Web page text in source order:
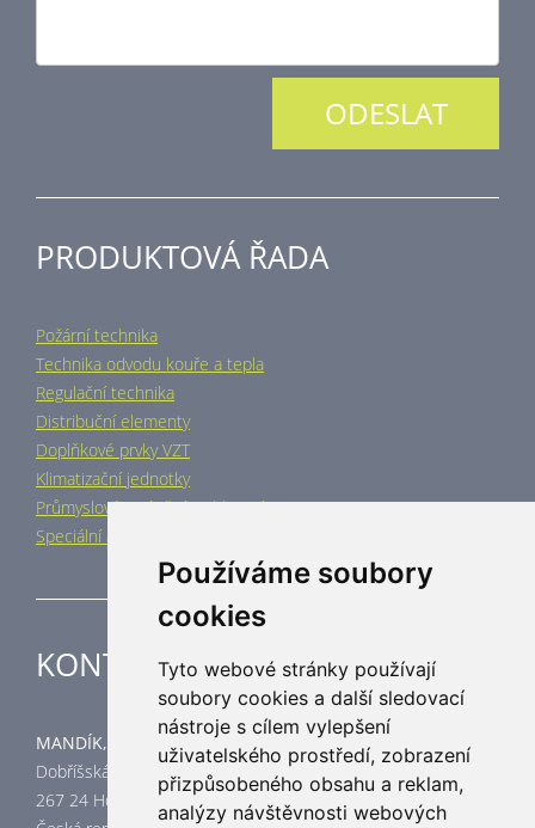
Používáme soubory
cookies
Tyto webové stránky používají
soubory cookies a další sledovací
nástroje s cílem vylepšení
uživatelského prostředí, zobrazení
přizpůsobeného obsahu a reklam,
analýzy návštěvnosti webových
PRODUKTOVÁ ŘADA
Požární technika
Technika odvodu kouře a tepla
Regulační technika
Distribuční elementy
Doplňkové prvky VZT
Klimatizační jednotky
Průmyslové vytápění a chlazení
Speciální aplikace
KONTAKT
MANDÍK, a.s.
Dobříšská 550
267 24 Hostomice